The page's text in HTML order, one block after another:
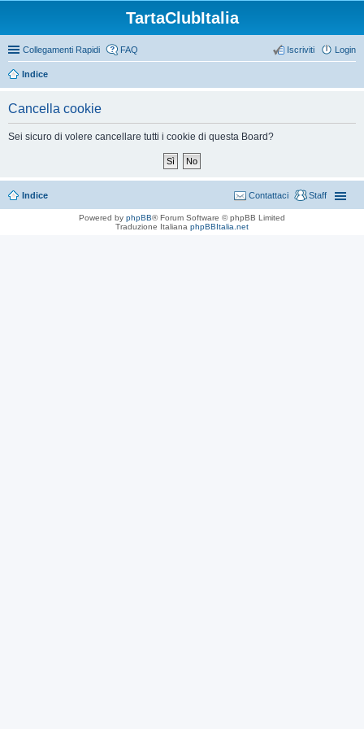
TartaClubItalia
Collegamenti Rapidi FAQ Login
Iscriviti
Indice
Cancella cookie
Sei sicuro di volere cancellare tutti i cookie di questa Board?
Indice Staff
Contattaci
Powered by phpBB® Forum Software © phpBB Limited
Traduzione Italiana phpBBItalia.net